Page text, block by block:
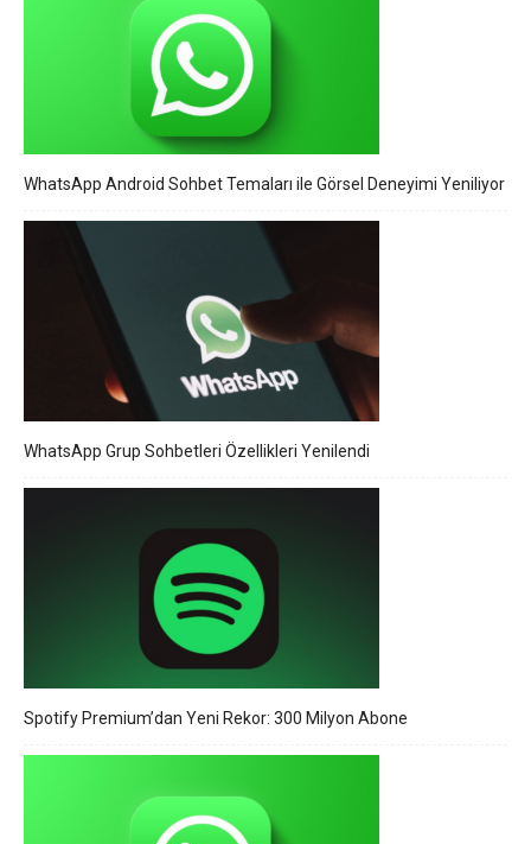
WhatsApp Android Sohbet Temaları ile Görsel Deneyimi Yeniliyor
WhatsApp Grup Sohbetleri Özellikleri Yenilendi
Spotify Premium’dan Yeni Rekor: 300 Milyon Abone